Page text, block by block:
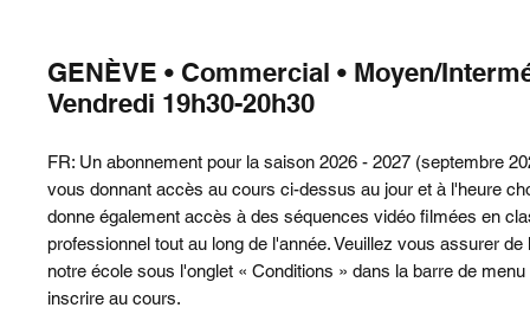
GENÈVE • Commercial • Moyen/
Vendredi 19h30-20h30
FR: Un abonnement pour la saison 2026 - 2027 (septembre
vous donnant accès au cours ci-dessus au jour et à l'heure
donne également accès à des séquences vidéo filmées en
professionnel tout au long de l'année. Veuillez vous assurer
notre école sous l'onglet « Conditions » dans la barre de
inscrire au cours.